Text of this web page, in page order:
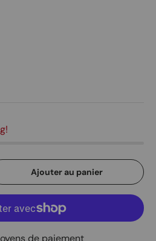
la quantité
Ajouter au panier